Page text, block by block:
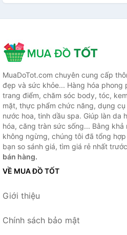
MuaDoTot.com chuyên cung cấp
đẹp và sức khỏe... Hàng hóa
trang điểm, chăm sóc body, tóc,
mặt, thực phẩm chức năng, dụng
nước hoa, tinh dầu spa. Giúp làn da
hóa, căng tràn sức sống... Bằng
không ngừng, chúng tôi đã tổng
bạn so sánh giá, tìm giá rẻ nhất
bán hàng.
VỀ MUA ĐỒ TỐT
Giới thiệu
Chính sách bảo mật